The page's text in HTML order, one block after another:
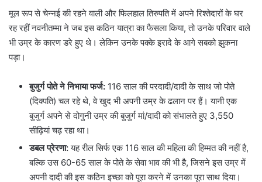
मूल रूप से चेन्नई की रहने वाली और फिलहाल तिरुपति में अपने रिश्तेदारों के घर
रह रहीं नवनीतम्मा ने जब इस कठिन यात्रा का फैसला किया, तो उनके परिवार वाले
भी उम्र के कारण डरे हुए थे। लेकिन उनके पक्के इरादे के आगे सबको झुकना
पड़ा।
बुजुर्ग पोते ने निभाया फर्ज: 116 साल की परदादी/दादी के साथ जो पोते
(दिक्पति) चल रहे थे, वे खुद भी अपनी उम्र के ढलान पर हैं। यानी एक
बुजुर्ग अपने से दोगुनी उम्र की बुजुर्ग मां/दादी को संभालते हुए 3,550
सीढ़ियां चढ़ रहा था।
डबल प्रेरणा:यह रील सिर्फ एक 116 साल की महिला की हिम्मत की नहीं है,
बल्कि उस 60-65 साल के पोते के सेवा भाव की भी है, जिसने इस उम्र में
अपनी दादी की इस कठिन इच्छा को पूरा करने में उनका पूरा साथ दिया।